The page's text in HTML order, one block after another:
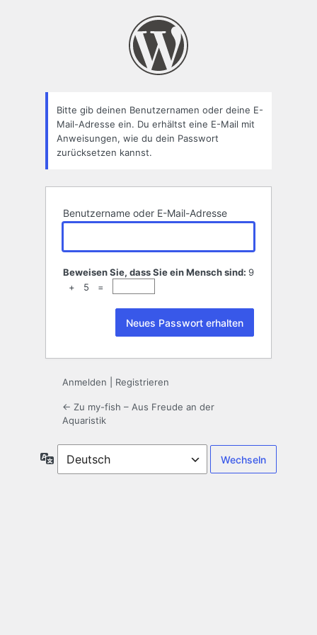
Bitte gib deinen Benutzernamen oder deine E-
Mail-Adresse ein. Du erhältst eine E-Mail mit
Anweisungen, wie du dein Passwort
zurücksetzen kannst.
Benutzername oder E-Mail-Adresse
Beweisen Sie, dass Sie ein Mensch sind: 9
+ 5 =
Anmelden Registrieren
← Zu my-fish – Aus Freude an der
Aquaristik
Sprache